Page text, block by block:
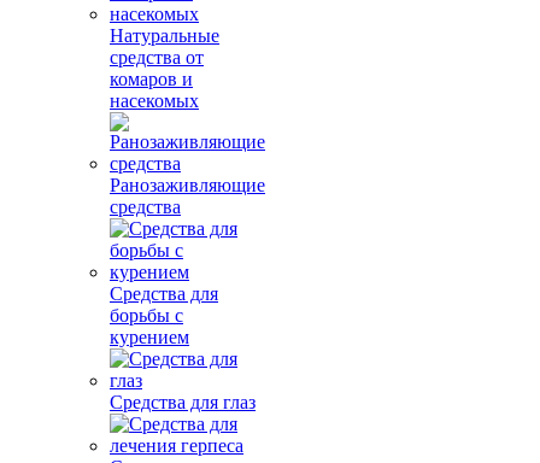
Натуральные
средства от
комаров и
насекомых
Ранозаживляющие
средства
Средства для
борьбы с
курением
Средства для глаз